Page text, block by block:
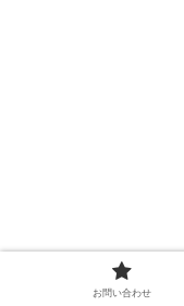
お問い合わせ